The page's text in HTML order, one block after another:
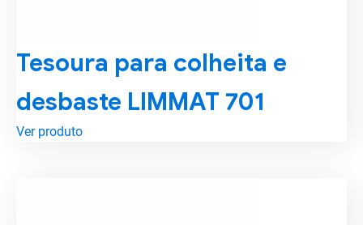
Tesoura para colheita e
desbaste LIMMAT 701
Ver produto